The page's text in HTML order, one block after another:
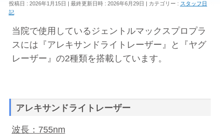
投稿日 : 2026年1月15日 最終更新日時 : 2026年6月29日 カテゴリー : スタッフ日
記
当院で使用しているジェントルマックスプロプラ
スには『アレキサンドライトレーザー』と『ヤグ
レーザー』の2種類を搭載しています。
アレキサンドライトレーザー
波長：755nm